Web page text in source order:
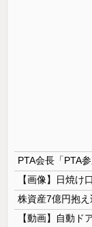
【画像】日焼け
【動画】自動ド